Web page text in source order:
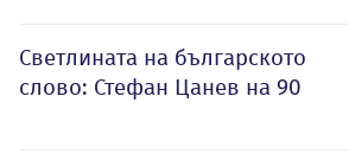
Светлината на българското
слово: Стефан Цанев на 90